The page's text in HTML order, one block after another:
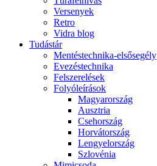
Versenyek
Retro
Vidra blog
Tudástár
Mentéstechnika-elsősegély
Evezéstechnika
Felszerelések
Folyóleírások
Magyarország
Ausztria
Csehország
Horvátország
Lengyelország
Szlovénia